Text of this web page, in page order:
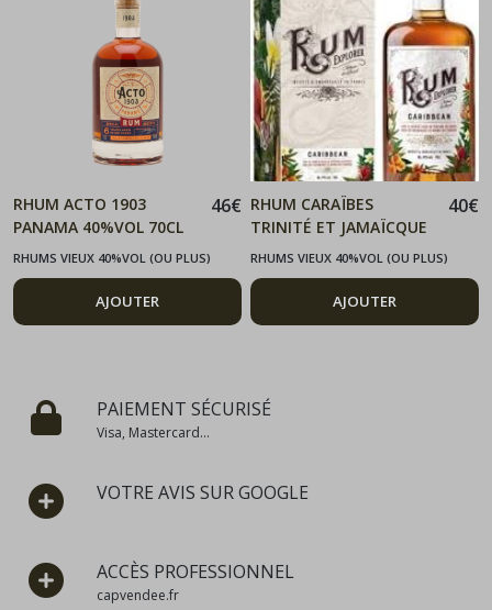
RHUM ACTO 1903
PANAMA 40%VOL 70CL
46€
RHUMS VIEUX 40%VOL (OU PLUS)
AJOUTER
RHUM CARAÏBES
TRINITÉ ET JAMAÏCQUE
FINISH NORMANDIE 41%
40€
RHUMS VIEUX 40%VOL (OU PLUS)
AJOUTER
PAIEMENT SÉCURISÉ
Visa, Mastercard...
VOTRE AVIS SUR GOOGLE
ACCÈS PROFESSIONNEL
capvendee.fr